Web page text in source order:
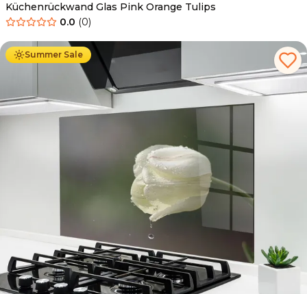
Küchenrückwand Glas Pink Orange Tulips
0.0 (0)
Summer Sale
Ab 69.90 € 34.90